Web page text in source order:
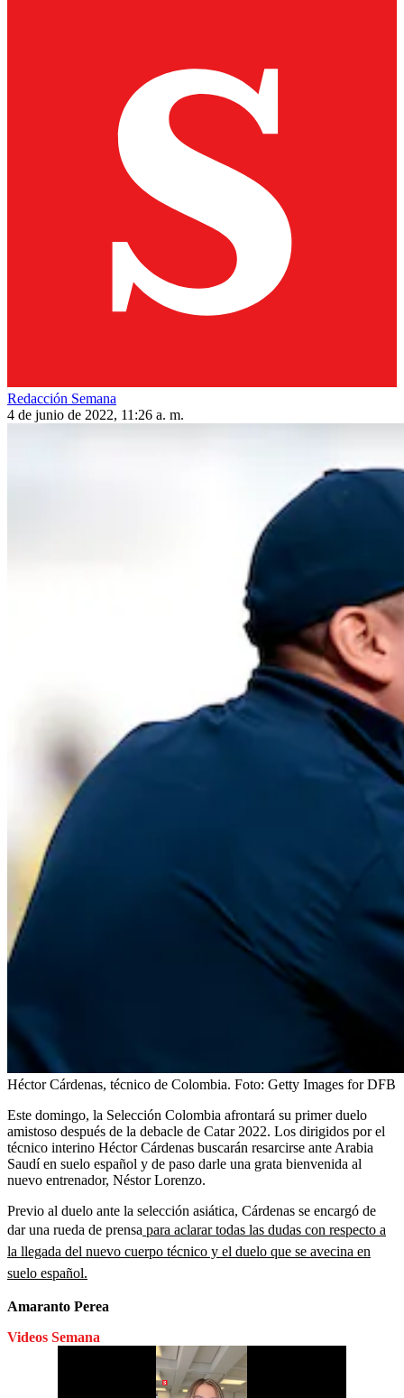
Redacción Semana
4 de junio de 2022, 11:26 a. m.
Héctor Cárdenas, técnico de Colombia. Foto: Getty Images for DFB
Este domingo, la Selección Colombia afrontará su primer duelo
amistoso después de la debacle de Catar 2022. Los dirigidos por el
técnico interino Héctor Cárdenas buscarán resarcirse ante Arabia
Saudí en suelo español y de paso darle una grata bienvenida al
nuevo entrenador, Néstor Lorenzo.
Previo al duelo ante la selección asiática, Cárdenas se encargó de
dar una rueda de prensa para aclarar todas las dudas con respecto a
la llegada del nuevo cuerpo técnico y el duelo que se avecina en
suelo español.
Amaranto Perea
Videos Semana